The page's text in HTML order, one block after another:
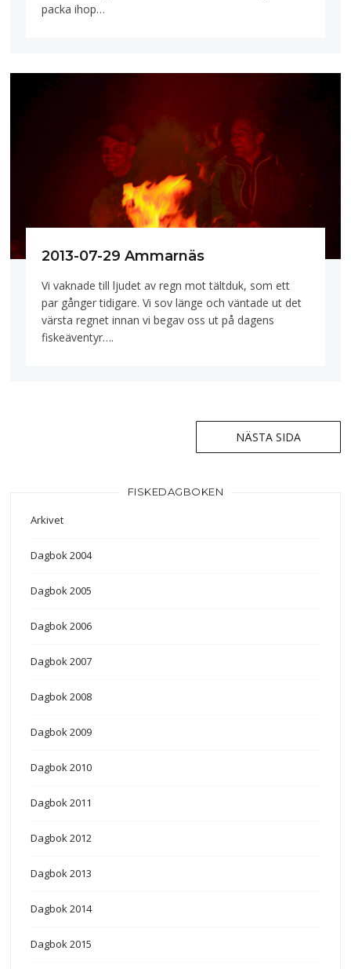
packa ihop…
2013-07-29 Ammarnäs
Vi vaknade till ljudet av regn mot tältduk, som ett
par gånger tidigare. Vi sov länge och väntade ut det
värsta regnet innan vi begav oss ut på dagens
fiskeäventyr….
NÄSTA SIDA
FISKEDAGBOKEN
Arkivet
Dagbok 2004
Dagbok 2005
Dagbok 2006
Dagbok 2007
Dagbok 2008
Dagbok 2009
Dagbok 2010
Dagbok 2011
Dagbok 2012
Dagbok 2013
Dagbok 2014
Dagbok 2015